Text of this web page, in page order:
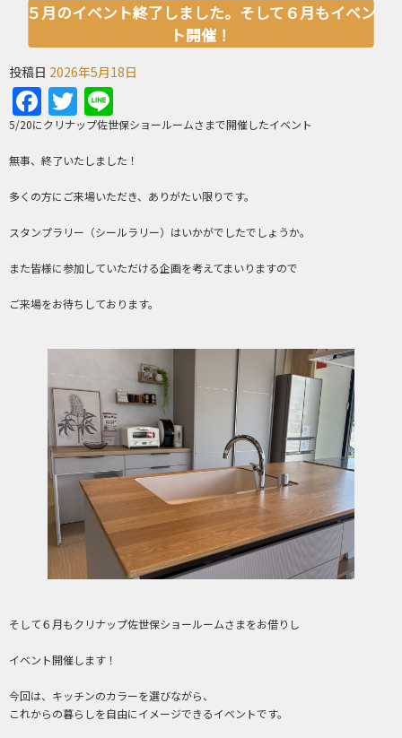
５月のイベント終了しました。そして６月もイベン
ト開催！
投稿日 2026年5月18日
Facebook
Twitter
5/20にクリナップ佐世保ショールームさまで開催したイベント
無事、終了いたしました！
多くの方にご来場いただき、ありがたい限りです。
スタンプラリー（シールラリー）はいかがでしたでしょうか。
また皆様に参加していただける企画を考えてまいりますので
ご来場をお待ちしております。
そして６月もクリナップ佐世保ショールームさまをお借りし
イベント開催します！
今回は、キッチンのカラーを選びながら、
これからの暮らしを自由にイメージできるイベントです。